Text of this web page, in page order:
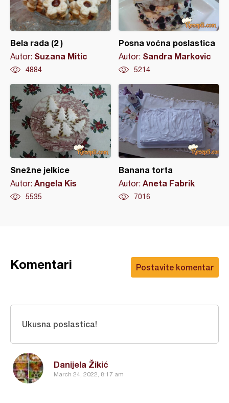
Bela rada (2 )
Autor: Suzana Mitic
4884
Posna voćna poslastica
Autor: Sandra Markovic
5214
Snežne jelkice
Autor: Angela Kis
5535
Banana torta
Autor: Aneta Fabrik
7016
Postavite komentar
Komentari
Danijela Žikić
March 24, 2022, 8:17 am
Ukusna poslastica!